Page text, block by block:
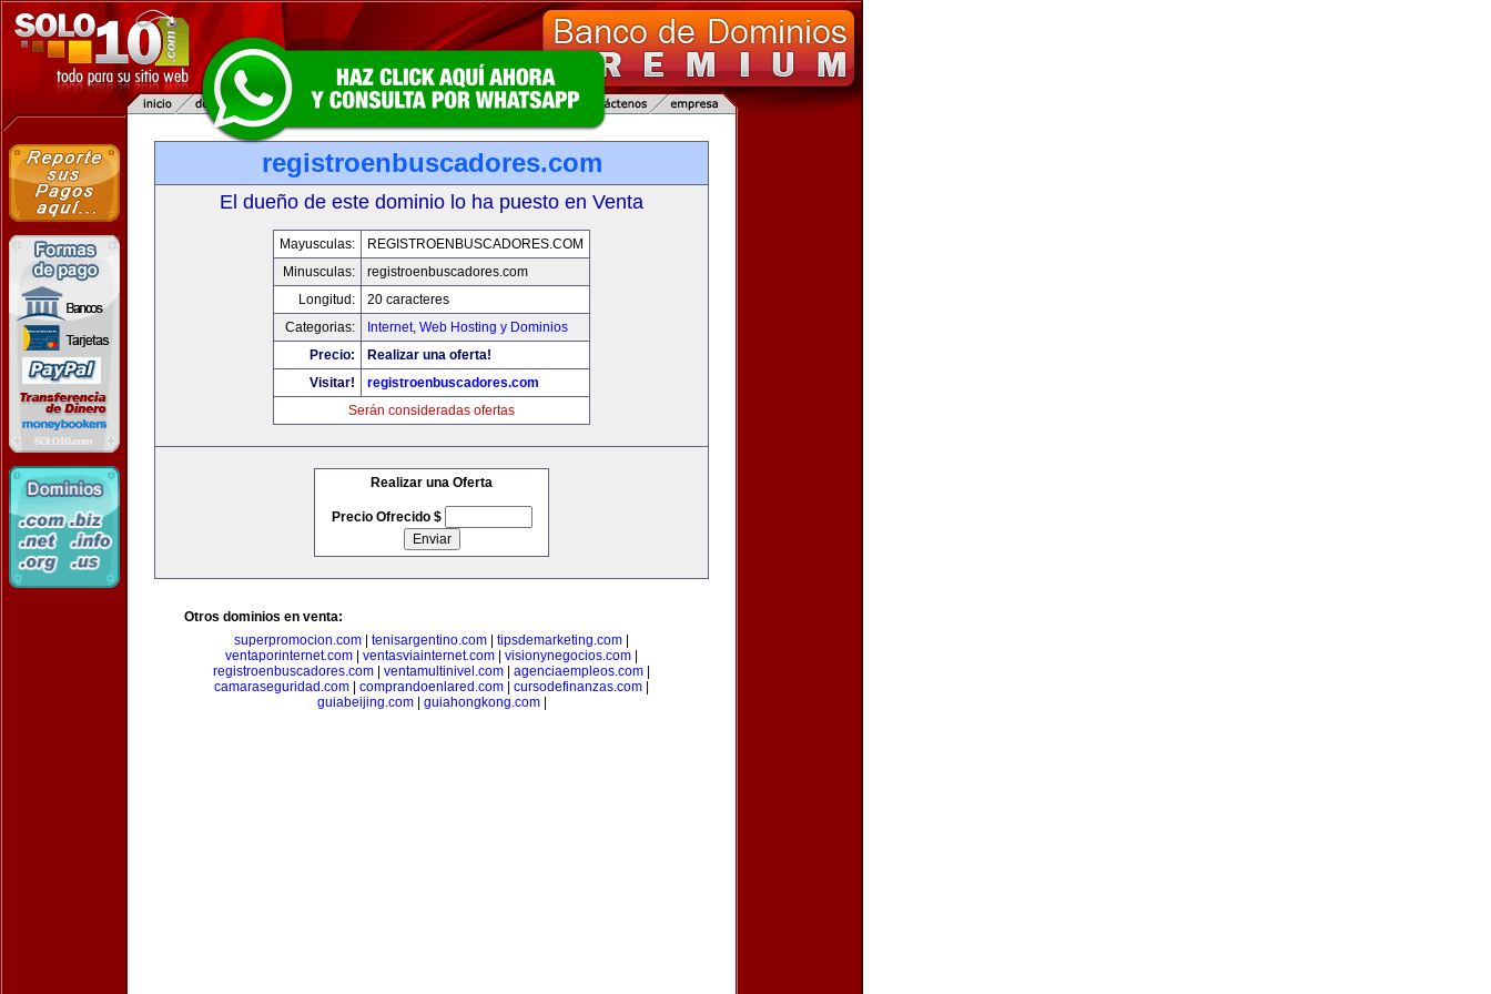
registroenbuscadores.com
El dueño de este dominio lo ha puesto en Venta
Mayusculas:
REGISTROENBUSCADORES.COM
Minusculas:
registroenbuscadores.com
Longitud:
20 caracteres
Categorias:
Internet, Web Hosting y Dominios
Precio:
Realizar una oferta!
Visitar!
registroenbuscadores.com
Serán consideradas ofertas
Realizar una Oferta
Precio Ofrecido $
Otros dominios en venta:
superpromocion.com
tenisargentino.com tipsdemarketing.com
ventaporinternet.com
ventasviainternet.com visionynegocios.com
registroenbuscadores.com
ventamultinivel.com agenciaempleos.com
camaraseguridad.com
comprandoenlared.com cursodefinanzas.com
guiabeijing.com| guiahongkong.com|